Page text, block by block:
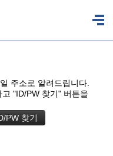
주소로 알려드립니다.
"ID/PW 찾기" 버튼을